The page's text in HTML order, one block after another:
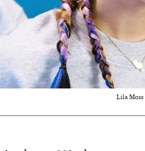
Lila Moss